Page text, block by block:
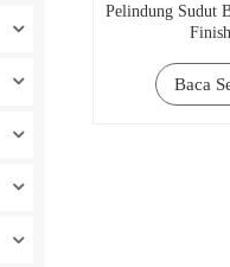
Pelindung Sudut
Baca